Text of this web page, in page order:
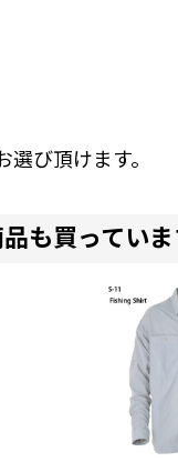
び頂けます。
も買ってい